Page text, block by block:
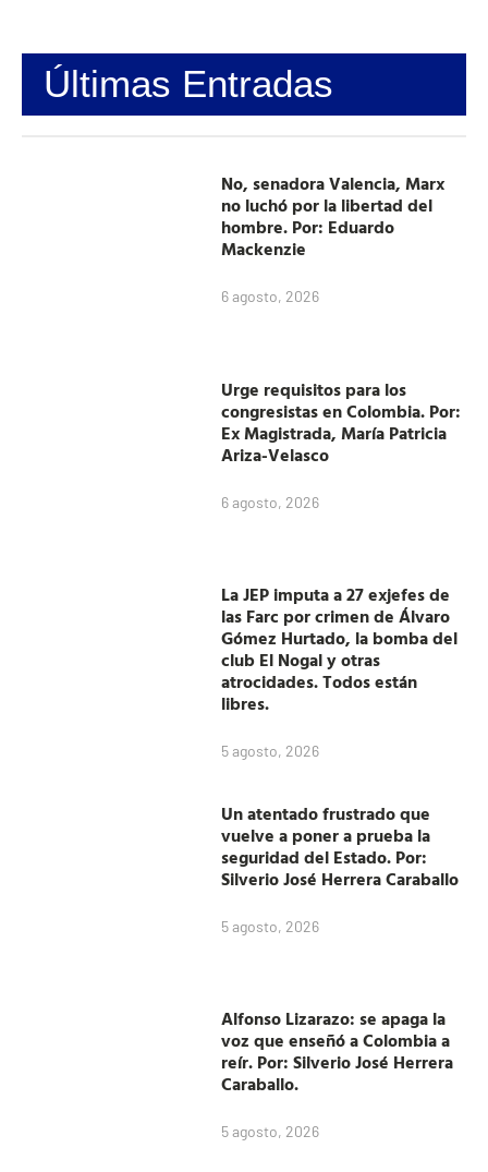
Últimas Entradas
No, senadora Valencia, Marx
no luchó por la libertad del
hombre. Por: Eduardo
Mackenzie
6 agosto, 2026
Urge requisitos para los
congresistas en Colombia. Por:
Ex Magistrada, María Patricia
Ariza-Velasco
6 agosto, 2026
La JEP imputa a 27 exjefes de
las Farc por crimen de Álvaro
Gómez Hurtado, la bomba del
club El Nogal y otras
atrocidades. Todos están
libres.
5 agosto, 2026
Un atentado frustrado que
vuelve a poner a prueba la
seguridad del Estado. Por:
Silverio José Herrera Caraballo
5 agosto, 2026
Alfonso Lizarazo: se apaga la
voz que enseñó a Colombia a
reír. Por: Silverio José Herrera
Caraballo.
5 agosto, 2026